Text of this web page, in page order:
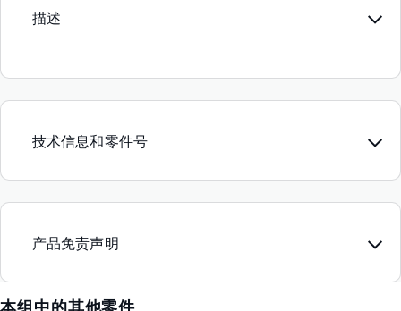
描述
技术信息和零件号
产品免责声明
本组中的其他零件